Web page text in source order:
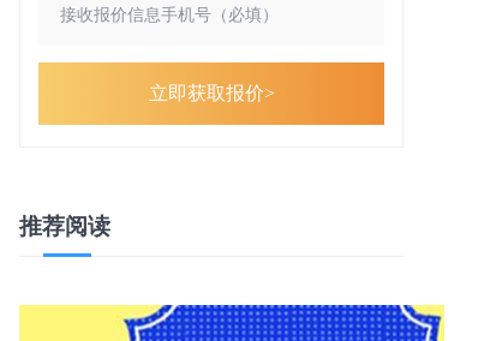
立即获取报价>
推荐阅读